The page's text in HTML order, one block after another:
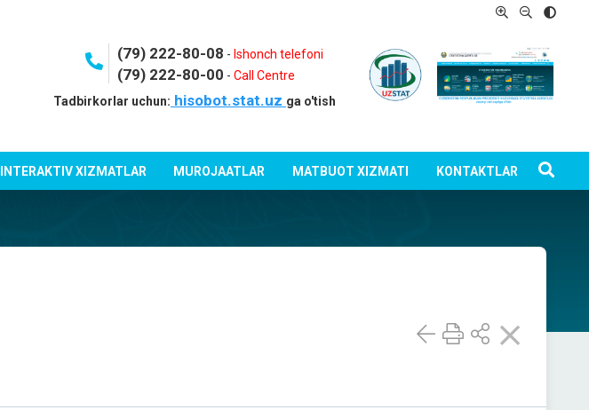
(79) 222-80-08 - Ishonch telefoni
(79) 222-80-00 -Call Centre
Tadbirkorlar uchun: hisobot.stat.uz ga o'tish
INTERAKTIV XIZMATLAR MUROJAATLAR MATBUOT XIZMATI KONTAKTLAR